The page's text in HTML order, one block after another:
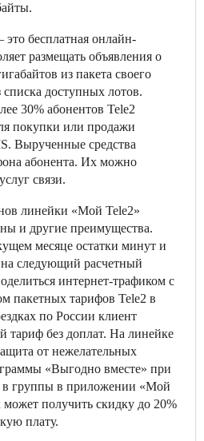
бесплатная онлайн-
размещать объявления о
из пакета своего
доступных лотов.
30% абонентов Tele2
покупки или продажи
Вырученные средства
абонента. Их можно
связи.
линейки «Мой Tele2»
и другие преимущества.
месяце остатки минут и
на следующий расчетный
интернет-трафиком с
пакетных тарифов Tele2 в
по России клиент
тариф без доплат. На линейке
от нежелательных
«Выгодно вместе» при
в группы в приложении «Мой
получить скидку до 20%
плату.